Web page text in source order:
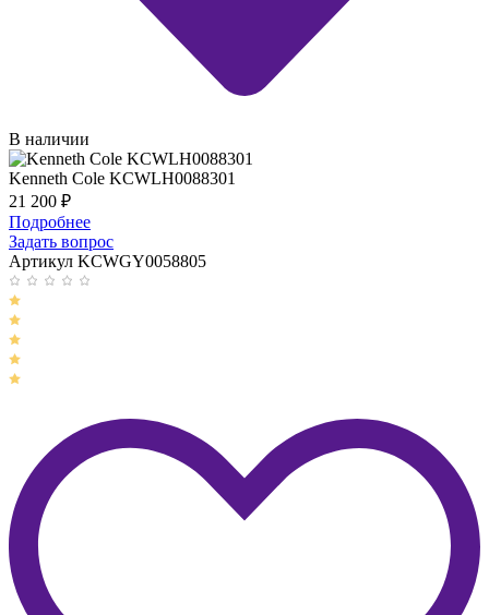
В наличии
Kenneth Cole KCWLH0088301
21 200 ₽
Подробнее
Задать вопрос
Артикул KCWGY0058805